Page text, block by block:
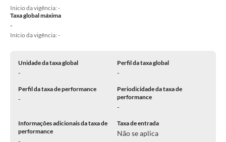
Inicio da vigência: -
Taxa global máxima
-
Início da vigência: -
Unidade da taxa global
-
Perfil da taxa global
-
Perfil da taxa de performance
-
Periodicidade da taxa de
performance
-
Informações adicionais da taxa de
performance
Taxa de entrada
Não se aplica